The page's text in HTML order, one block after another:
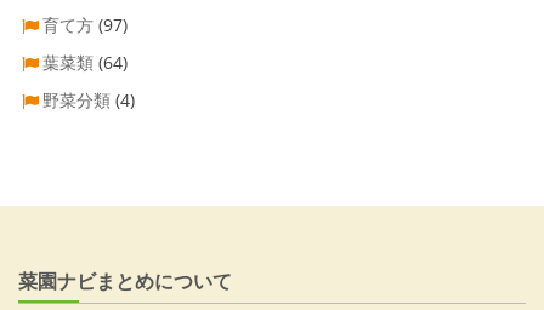
育て方 (97)
葉菜類 (64)
野菜分類 (4)
菜園ナビまとめについて